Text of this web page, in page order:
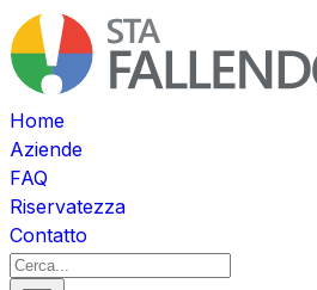
Home
Aziende
FAQ
Riservatezza
Contatto